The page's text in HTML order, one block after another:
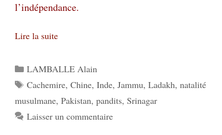
l’indépendance.
Lire la suite
Catégories
LAMBALLE Alain
Étiquettes
Cachemire, Chine, Inde, Jammu, Ladakh, natalité
musulmane, Pakistan, pandits, Srinagar
Laisser un commentaire